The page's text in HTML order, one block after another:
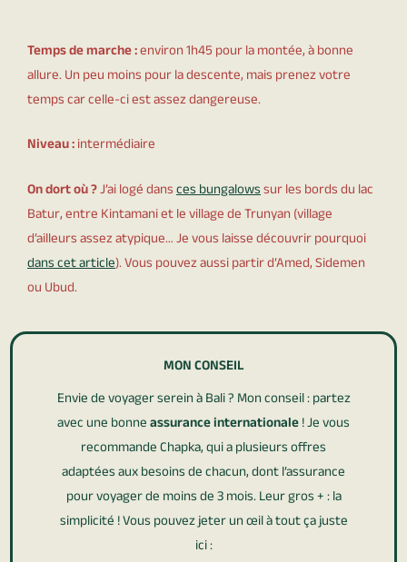
Temps de marche :environ 1h45 pour la montée, à bonne
allure. Un peu moins pour la descente, mais prenez votre
temps car celle-ci est assez dangereuse.
Niveau :intermédiaire
On dort où ?J’ai logé dansces bungalowssur les bords du lac
Batur, entre Kintamani et le village de Trunyan (village
d’ailleurs assez atypique… Je vous laisse découvrir pourquoi
dans cet article). Vous pouvez aussi partir d’Amed, Sidemen
ou Ubud.
MON CONSEIL
Envie de voyager serein à Bali ? Mon conseil : partez
avec une bonneassurance internationale! Je vous
recommande Chapka, qui a plusieurs offres
adaptées aux besoins de chacun, dont l’assurance
pour voyager de moins de 3 mois. Leur gros + : la
simplicité ! Vous pouvez jeter un œil à tout ça juste
ici :